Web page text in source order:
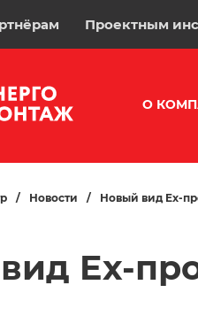
Проектным
О
/ Новости / Новый вид Ex-
Ex-